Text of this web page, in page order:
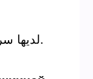
ترجمة: Kondraty لديها سروال قصير.